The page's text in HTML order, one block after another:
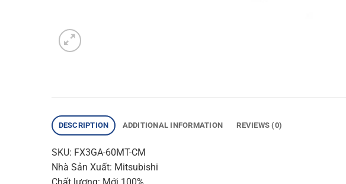
DESCRIPTION ADDITIONAL INFORMATION REVIEWS (0)
SKU: FX3GA-60MT-CM
Nhà Sản Xuất: Mitsubishi
Chất lượng: Mới 100%